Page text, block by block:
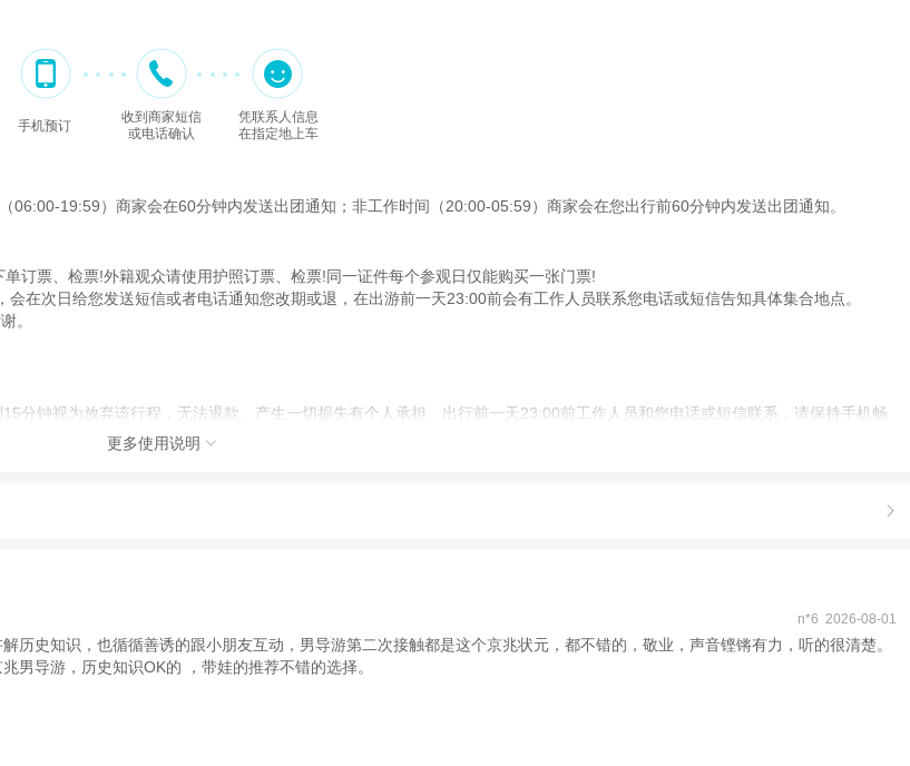
手机预订
收到商家短信
或电话确认
凭联系人信息
在指定地上车
19:59）商家会在60分钟内发送出团通知；非工作时间（20:00-05:59）商家会在您出行前60分钟内发送出团通知。
订票、检票!外籍观众请使用护照订票、检票!同一证件每个参观日仅能购买一张门票!
在次日给您发送短信或者电话通知您改期或退，在出游前一天23:00前会有工作人员联系您电话或短信告知具体集合地点。
。
分钟视为放弃该行程，无法退款、产生一切损失有个人承担、出行前一天23:00前工作人员和您电话或短信联系，请保持手机畅
更多使用说明 

n*6 2026-08-01
史知识，也循循善诱的跟小朋友互动，男导游第二次接触都是这个京兆状元，都不错的，敬业，声音铿锵有力，听的很清楚。
男导游，历史知识OK的 ，带娃的推荐不错的选择。